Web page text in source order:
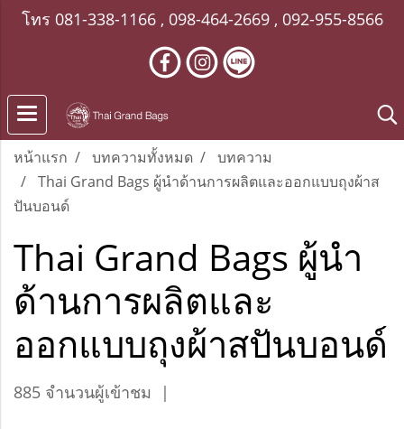
โทร 081-338-1166, 098-464-2669, 092-955-8566
หน้าแรก บทความทั้งหมด
บทความ
Thai Grand Bags ผู้นำด้านการผลิตและออกแบบถุงผ้าส
ปันบอนด์
Thai Grand Bags ผู้นำ
ด้านการผลิตและ
ออกแบบถุงผ้าสปันบอนด์
885 จำนวนผู้เข้าชม |